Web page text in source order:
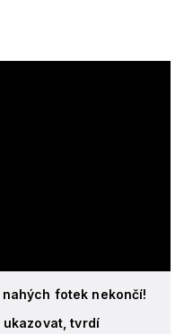
fotek nekončí!
ukazovat, tvrdí